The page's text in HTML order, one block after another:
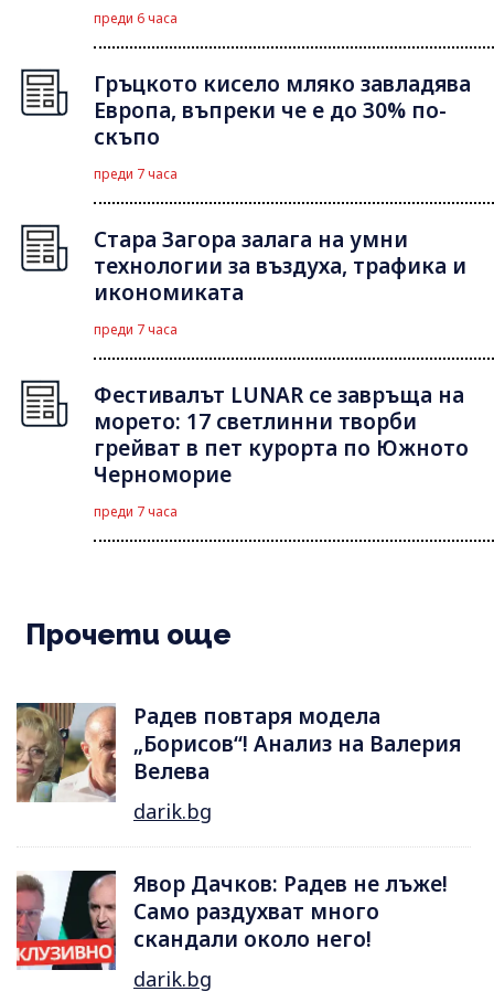
преди 6 часа
Гръцкото кисело мляко завладява
Европа, въпреки че е до 30% по-
скъпо
преди 7 часа
Стара Загора залага на умни
технологии за въздуха, трафика и
икономиката
преди 7 часа
Фестивалът LUNAR се завръща на
морето: 17 светлинни творби
грейват в пет курорта по Южното
Черноморие
преди 7 часа
Прочети още
Радев повтаря модела
„Борисов“! Анализ на Валерия
Велева
darik.bg
Явор Дачков: Радев не лъже!
Само раздухват много
скандали около него!
darik.bg